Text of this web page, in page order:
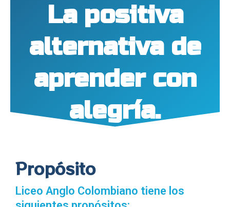
La positiva
alternativa de
aprender con
alegría.
Propósito
Liceo Anglo Colombiano tiene los